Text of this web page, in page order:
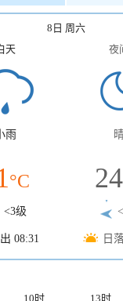
8日 周六
天
雨
°C
<3级
08:31
夜
24
日
10时 13时